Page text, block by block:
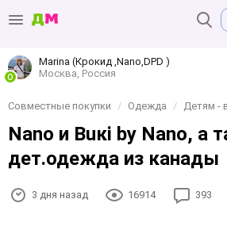
Marina (Крокид ,Nano,DPD )
Москва, Россия
Совместные покупки Одежда Детям -
Nаnо и Buкi by Nаnо, а
дет.одежда из канады
3 дня назад 16914 393